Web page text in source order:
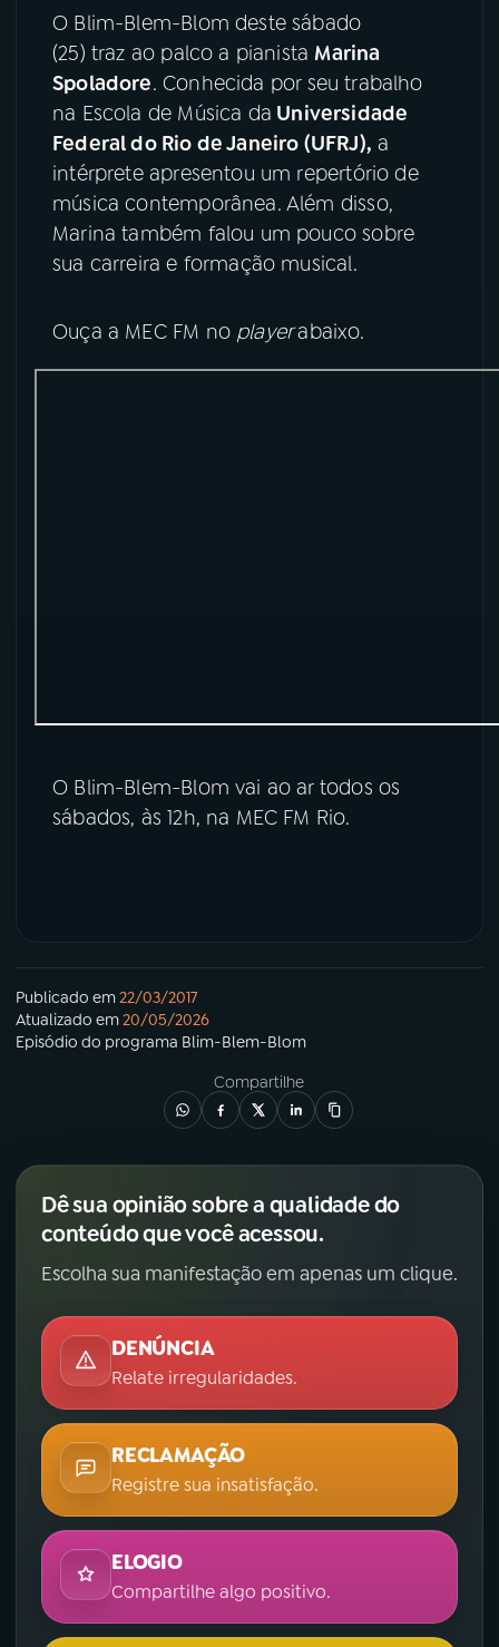
VIDEOCASTS
07ÚLTIMAS
ACOMPANHE A RÁDIO MEC
Instagram X
O Blim-Blem-Blom deste sábado
(25) traz ao palco a pianista Marina
Spoladore. Conhecida por seu trabalho
na Escola de Música da Universidade
Federal do Rio de Janeiro (UFRJ), a
intérprete apresentou um repertório de
música contemporânea. Além disso,
Marina também falou um pouco sobre
sua carreira e formação musical.
Ouça a MEC FM no playerabaixo.
O Blim-Blem-Blom vai ao ar todos os
sábados, às 12h, na MEC FM Rio.
Publicado em22/03/2017
Atualizado em20/05/2026
Episódio do programa Blim-Blem-Blom
Compartilhe
Dê sua opinião sobre a qualidade do
conteúdo que você acessou.
Escolha sua manifestação em apenas um clique.
DENÚNCIA
Relate irregularidades.
RECLAMAÇÃO
Registre sua insatisfação.
ELOGIO
Compartilhe algo positivo.